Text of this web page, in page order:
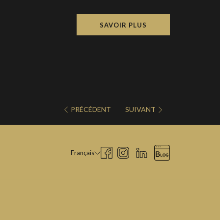
SAVOIR PLUS
PRÉCÉDENT SUIVANT
Français